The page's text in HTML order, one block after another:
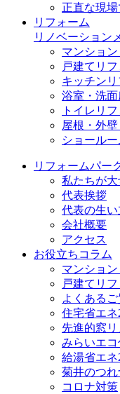
正直な現
リフォーム
リノベーション
マンショ
戸建てリ
キッチン
浴室・洗
トイレリ
屋根・外
ショールー
リフォームパー
私たちが
代表挨拶
代表の生い
会社概要
アクセス
お役立ちコラム
マンショ
戸建てリ
よくあるご
住宅省エネ
先進的窓リ
みらいエコ
給湯省エネ
菊井のつ
コロナ対策